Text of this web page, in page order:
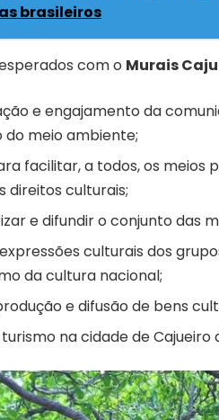
brasileiros
com o Murais
e engajamento da
meio ambiente;
facilitar, a todos, os meios
direitos culturais;
e difundir o conjunto das
culturais dos
da cultura nacional;
e difusão de bens
na cidade de Cajueiro